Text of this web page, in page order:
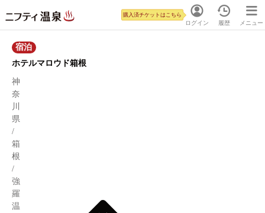
ログイン
購入済チケットはこちら
履歴 メニュー
宿泊
ホテルマロウド箱根
神
奈
川
県
/
箱
根
/
強
羅
温